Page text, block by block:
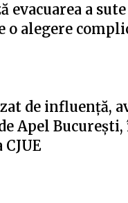
evacuarea a
o alegere
de influență,
Apel